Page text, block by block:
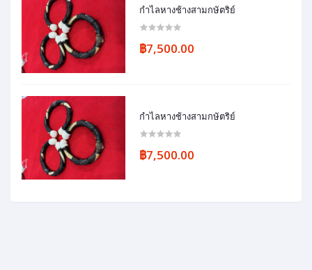
กำไลหางช้างสามกษัตริย์
฿7,500.00
กำไลหางช้างสามกษัตริย์
฿7,500.00